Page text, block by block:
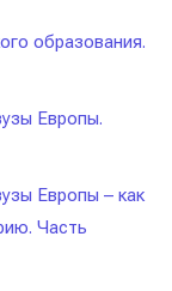
образования.
Европы.
Европы – как
Часть